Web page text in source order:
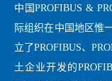
中国PROFIBUS &
际组织在中国地区惟
立了PROFIBUS、
土企业开发的